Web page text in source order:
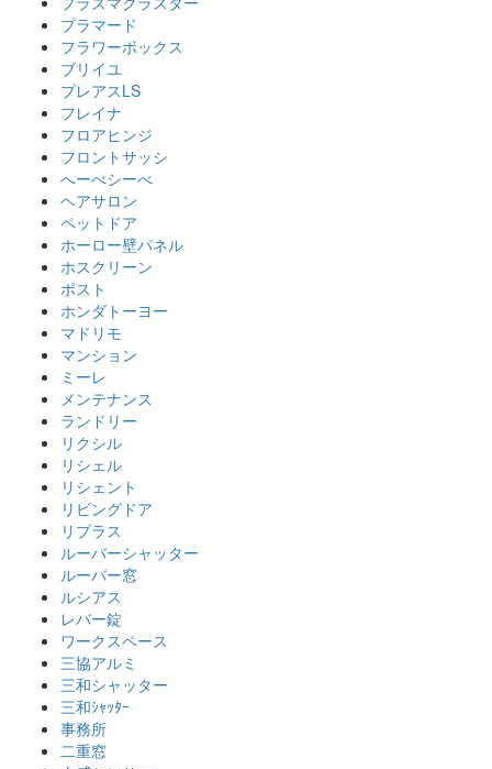
プラマード
フラワーボックス
ブリイユ
プレアスLS
フレイナ
フロアヒンジ
フロントサッシ
へーべシーべ
ヘアサロン
ペットドア
ホーロー壁パネル
ホスクリーン
ポスト
ホンダトーヨー
マドリモ
マンション
ミーレ
メンテナンス
ランドリー
リクシル
リシェル
リシェント
リビングドア
リプラス
ルーバーシャッター
ルーバー窓
ルシアス
レバー錠
ワークスペース
三協アルミ
三和シャッター
三和ｼｬｯﾀｰ
事務所
二重窓